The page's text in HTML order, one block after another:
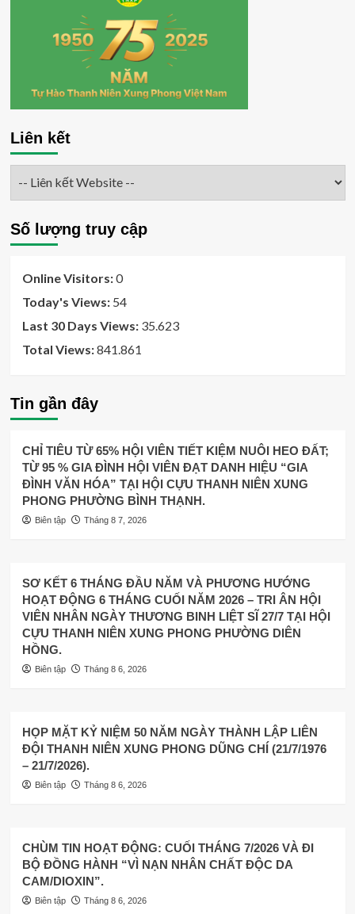
Liên kết
Số lượng truy cập
Online Visitors:0
Today's Views: 54
Last 30 Days Views: 35.623
Total Views:841.861
Tin gần đây
CHỈ TIÊU TỪ 65% HỘI VIÊN TIẾT KIỆM NUÔI HEO ĐẤT;
TỪ 95 % GIA ĐÌNH HỘI VIÊN ĐẠT DANH HIỆU “GIA
ĐÌNH VĂN HÓA” TẠI HỘI CỰU THANH NIÊN XUNG
PHONG PHƯỜNG BÌNH THẠNH.
Biên tập Tháng 8 7, 2026
SƠ KẾT 6 THÁNG ĐẦU NĂM VÀ PHƯƠNG HƯỚNG
HOẠT ĐỘNG 6 THÁNG CUỐI NĂM 2026 – TRI ÂN HỘI
VIÊN NHÂN NGÀY THƯƠNG BINH LIỆT SĨ 27/7 TẠI HỘI
CỰU THANH NIÊN XUNG PHONG PHƯỜNG DIÊN
HỒNG.
Biên tập Tháng 8 6, 2026
HỌP MẶT KỶ NIỆM 50 NĂM NGÀY THÀNH LẬP LIÊN
ĐỘI THANH NIÊN XUNG PHONG DŨNG CHÍ (21/7/1976
– 21/7/2026).
Biên tập Tháng 8 6, 2026
CHÙM TIN HOẠT ĐỘNG: CUỐI THÁNG 7/2026 VÀ ĐI
BỘ ĐỒNG HÀNH “VÌ NẠN NHÂN CHẤT ĐỘC DA
CAM/DIOXIN”.
Biên tập Tháng 8 6, 2026